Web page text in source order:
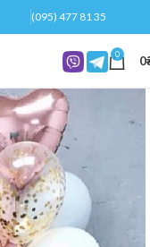
(095) 477 81 35
0 0